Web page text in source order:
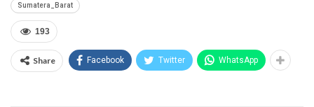
Sumatera_Barat
193
Share Facebook Twitter WhatsApp